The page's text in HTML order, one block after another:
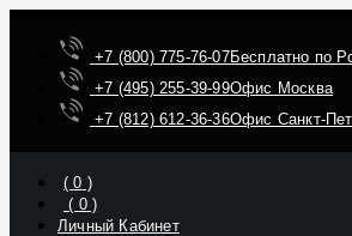
+7 (800) 775-76-07Бесплатно по
+7 (495) 255-39-99Офис Москва
+7 (812) 612-36-36Офис Санкт-
(0 )
( 0)
Личный Кабинет